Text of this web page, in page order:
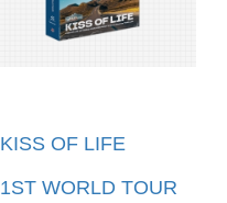
KISS OF LIFE
1ST WORLD TOUR